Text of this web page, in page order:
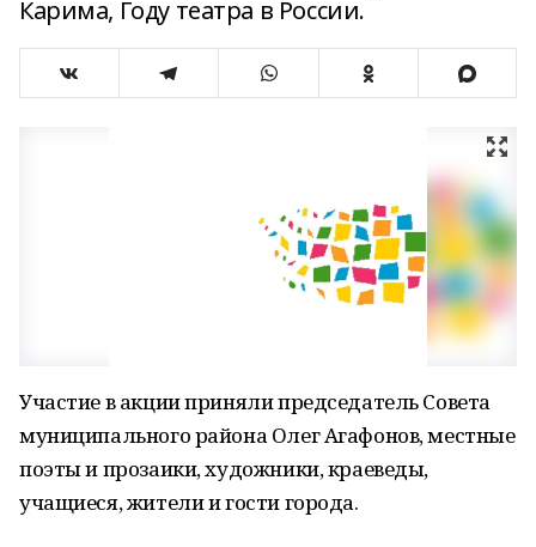
Карима, Году театра в России.
Участие в акции приняли председатель Совета
муниципального района Олег Агафонов, местные
поэты и прозаики, художники, краеведы,
учащиеся, жители и гости города.